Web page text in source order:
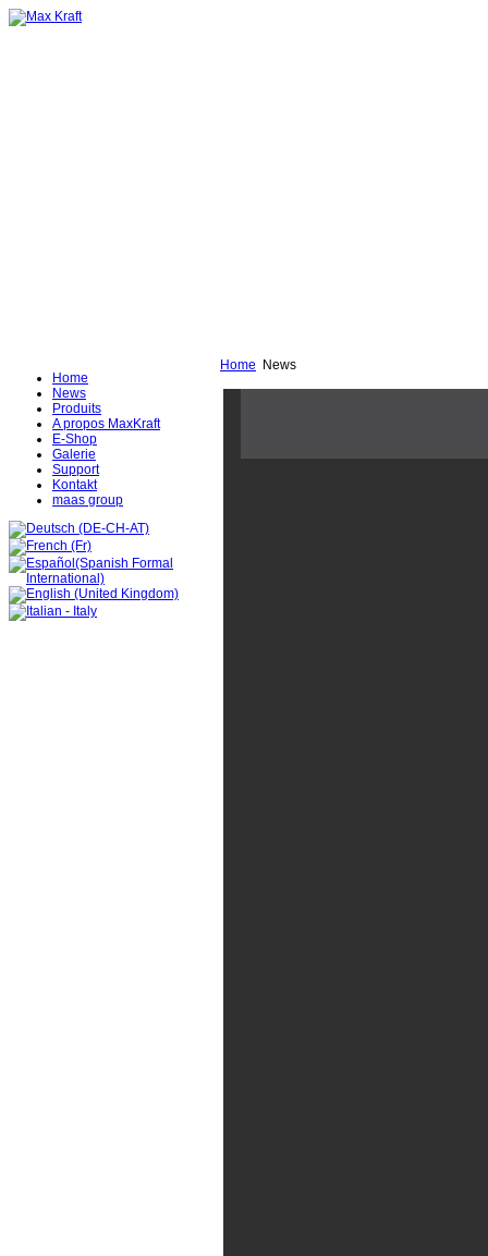
Home
News
Produits
A propos MaxKraft
E-Shop
Galerie
Support
Kontakt
maas group
Home News